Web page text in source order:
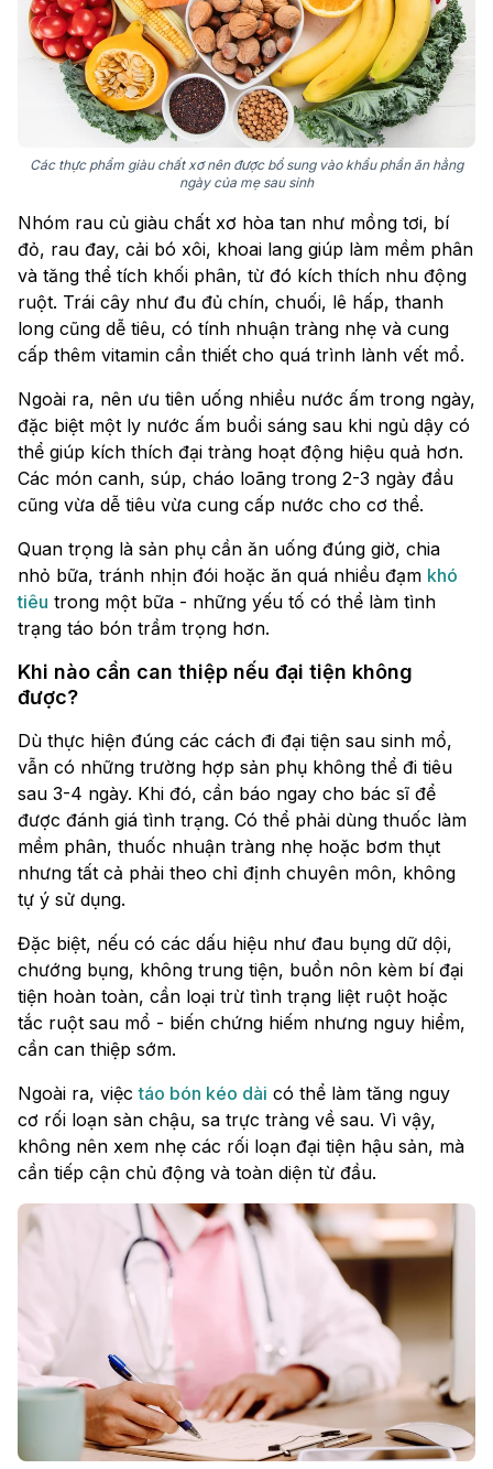
Các thực phẩm giàu chất xơ nên được bổ sung vào khẩu phần ăn hằng
ngày của mẹ sau sinh
Nhóm rau củ giàu chất xơ hòa tan như mồng tơi, bí
đỏ, rau đay, cải bó xôi, khoai lang giúp làm mềm phân
và tăng thể tích khối phân, từ đó kích thích nhu động
ruột. Trái cây như đu đủ chín, chuối, lê hấp, thanh
long cũng dễ tiêu, có tính nhuận tràng nhẹ và cung
cấp thêm vitamin cần thiết cho quá trình lành vết mổ.
Ngoài ra, nên ưu tiên uống nhiều nước ấm trong ngày,
đặc biệt một ly nước ấm buổi sáng sau khi ngủ dậy có
thể giúp kích thích đại tràng hoạt động hiệu quả hơn.
Các món canh, súp, cháo loãng trong 2-3 ngày đầu
cũng vừa dễ tiêu vừa cung cấp nước cho cơ thể.
Quan trọng là sản phụ cần ăn uống đúng giờ, chia
nhỏ bữa, tránh nhịn đói hoặc ăn quá nhiều đạm khó
tiêu trong một bữa - những yếu tố có thể làm tình
trạng táo bón trầm trọng hơn.
Khi nào cần can thiệp nếu đại tiện không
được?
Dù thực hiện đúng các cách đi đại tiện sau sinh mổ,
vẫn có những trường hợp sản phụ không thể đi tiêu
sau 3-4 ngày. Khi đó, cần báo ngay cho bác sĩ để
được đánh giá tình trạng. Có thể phải dùng thuốc làm
mềm phân, thuốc nhuận tràng nhẹ hoặc bơm thụt
nhưng tất cả phải theo chỉ định chuyên môn, không
tự ý sử dụng.
Đặc biệt, nếu có các dấu hiệu như đau bụng dữ dội,
chướng bụng, không trung tiện, buồn nôn kèm bí đại
tiện hoàn toàn, cần loại trừ tình trạng liệt ruột hoặc
tắc ruột sau mổ - biến chứng hiếm nhưng nguy hiểm,
cần can thiệp sớm.
Ngoài ra, việctáo bón kéo dài có thể làm tăng nguy
cơ rối loạn sàn chậu, sa trực tràng về sau. Vì vậy,
không nên xem nhẹ các rối loạn đại tiện hậu sản, mà
cần tiếp cận chủ động và toàn diện từ đầu.